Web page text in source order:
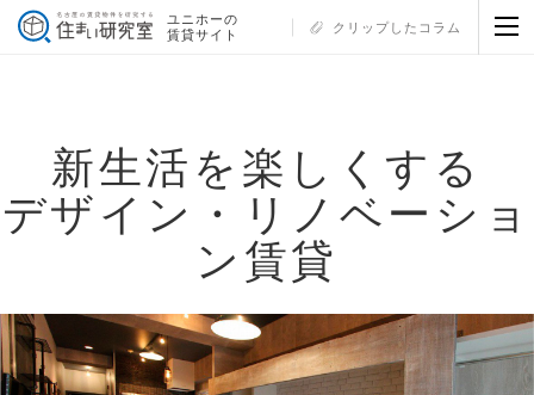
ユニホーの
賃貸サイト
クリップしたコラム
新生活を楽しくする
デザイン・リノベーショ
ン賃貸